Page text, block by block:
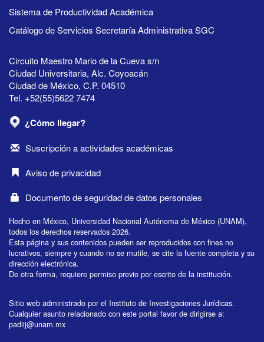
Sistema de Productividad Académica
Catálogo de Servicios Secretaría Administrativa SGC
Circuito Maestro Mario de la Cueva s/n
Ciudad Universitaria, Alc. Coyoacán
Ciudad de México, C.P. 04510
Tel. +52(55)5622 7474
¿Cómo llegar?
Suscripción a actividades académicas
Aviso de privacidad
Documento de seguridad de datos personales
Hecho en México, Universidad Nacional Autónoma de México (UNAM),
todos los derechos reservados 2026.
Esta página y sus contenidos pueden ser reproducidos con fines no
lucrativos, siempre y cuando no se mutile, se cite la fuente completa y su
dirección electrónica.
De otra forma, requiere permiso previo por escrito de la institución.
Sitio web administrado por el Instituto de Investigaciones Jurídicas.
Cualquier asunto relacionado con este portal favor de dirigirse a:
padiij@unam.mx